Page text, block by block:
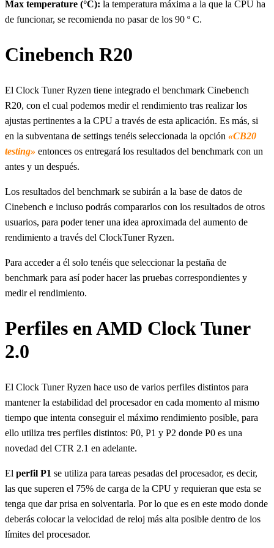
Max temperature (°C): la temperatura máxima a la que la CPU ha
de funcionar, se recomienda no pasar de los 90 º C.
Cinebench R20
El Clock Tuner Ryzen tiene integrado el benchmark Cinebench
R20, con el cual podemos medir el rendimiento tras realizar los
ajustas pertinentes a la CPU a través de esta aplicación. Es más, si
en la subventana de settings tenéis seleccionada la opción «CB20
testing» entonces os entregará los resultados del benchmark con un
antes y un después.
Los resultados del benchmark se subirán a la base de datos de
Cinebench e incluso podrás compararlos con los resultados de otros
usuarios, para poder tener una idea aproximada del aumento de
rendimiento a través del ClockTuner Ryzen.
Para acceder a él solo tenéis que seleccionar la pestaña de
benchmark para así poder hacer las pruebas correspondientes y
medir el rendimiento.
Perfiles en AMD Clock Tuner
2.0
El Clock Tuner Ryzen hace uso de varios perfiles distintos para
mantener la estabilidad del procesador en cada momento al mismo
tiempo que intenta conseguir el máximo rendimiento posible, para
ello utiliza tres perfiles distintos: P0, P1 y P2 donde P0 es una
novedad del CTR 2.1 en adelante.
El perfil P1 se utiliza para tareas pesadas del procesador, es decir,
las que superen el 75% de carga de la CPU y requieran que esta se
tenga que dar prisa en solventarla. Por lo que es en este modo donde
deberás colocar la velocidad de reloj más alta posible dentro de los
límites del procesador.